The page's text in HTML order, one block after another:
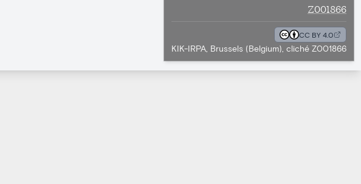
Z001866
CC BY 4.0
KIK-IRPA, Brussels (Belgium), cliché Z001866